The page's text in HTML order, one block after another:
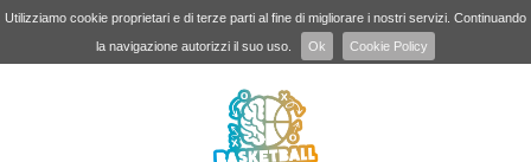
Utilizziamo cookie proprietari e di terze parti al fine di migliorare i nostri servizi. Continuando
la navigazione autorizzi il suo uso.
Ok Cookie Policy